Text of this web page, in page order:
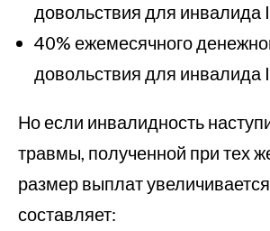
довольствия для инвалида
40% ежемесячного
довольствия для инвалида
Но если инвалидность
травмы, полученной при тех
размер выплат
составляет: